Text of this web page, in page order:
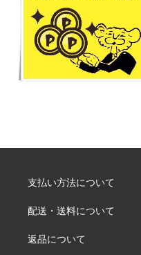
支払い方法について
配送・送料について
返品について